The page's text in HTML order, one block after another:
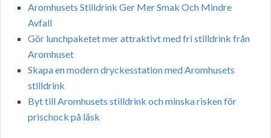
Aromhusets Stilldrink Ger Mer Smak Och Mindre
Avfall
Gör lunchpaketet mer attraktivt med fri stilldrink från
Aromhuset
Skapa en modern dryckesstation med Aromhusets
stilldrink
Byt till Aromhusets stilldrink och minska risken för
prischock på läsk